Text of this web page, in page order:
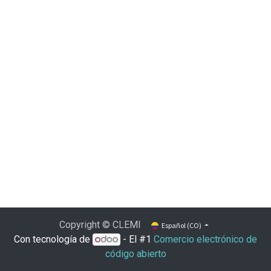
Copyright © CLEMI Español (CO)
Con tecnología de - El #1Comercio electrónico de
código abierto